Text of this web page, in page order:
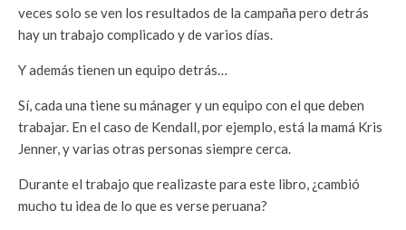
veces solo se ven los resultados de la campaña pero detrás
hay un trabajo complicado y de varios días.
Y además tienen un equipo detrás…
Sí, cada una tiene su mánager y un equipo con el que deben
trabajar. En el caso de Kendall, por ejemplo, está la mamá Kris
Jenner, y varias otras personas siempre cerca.
Durante el trabajo que realizaste para este libro, ¿cambió
mucho tu idea de lo que es verse peruana?